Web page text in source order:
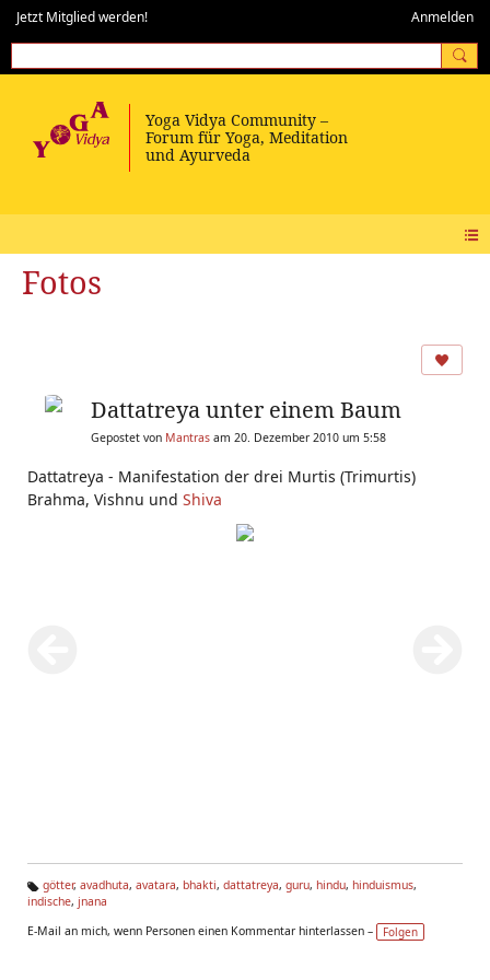
Jetzt Mitglied werden! Anmelden
Fotos
Dattatreya unter einem Baum
Gepostet von Mantras am 20. Dezember 2010 um 5:58
Dattatreya - Manifestation der drei Murtis (Trimurtis)
Brahma, Vishnu und Shiva
Ta
s:
götter, avadhuta, avatara, bhakti, dattatreya, guru, hindu, hinduismus,
indische, jnana
E-Mail an mich, wenn Personen einen Kommentar hinterlassen –
Folgen